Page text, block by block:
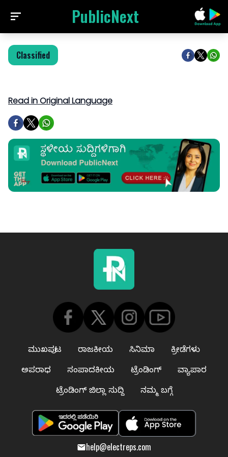
PublicNext
Classified
Read in Original Language
ಮುಖಪುಟ ರಾಜಕೀಯ ಸಿನಿಮಾ
ಕ್ರೀಡೆಗಳು
ಅಪರಾಧ
ಸಂಪಾದಕೀಯ ಟ್ರೆಂಡಿಂಗ್
ವ್ಯಾಪಾರ
ಟ್ರೆಂಡಿಂಗ್ ಜಿಲ್ಲಾ ಸುದ್ದಿ
ನಮ್ಮ ಬಗ್ಗೆ
help@electreps.com